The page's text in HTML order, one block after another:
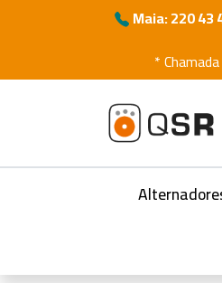
Maia: 220 43
*